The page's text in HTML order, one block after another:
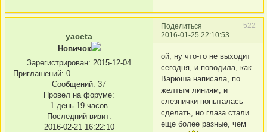
Поделиться
522
2016-01-25 22:10:53
yaceta
Новичок
Зарегистрирован: 2015-12-04
Приглашений: 0
Сообщений: 37
Провел на форуме:
1 день 19 часов
Последний визит:
2016-02-21 16:22:10
ой, ну что-то не выходит
сегодня, и поводила, как
Варюша написала, по
желтым линиям, и
слезнички попыталась
сделать, но глаза стали
еще более разные, чем